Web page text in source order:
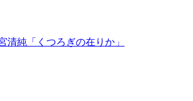
清純「くつろぎの在りか」